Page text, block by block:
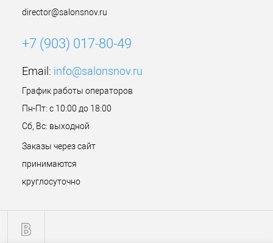
director@salonsnov.ru
+7 (903) 017-80-49
Email: info@salonsnov.ru
График работы операторов
Пн-Пт: с 10:00 до 18:00
Сб, Вс: выходной
Заказы через сайт
принимаются
круглосуточно